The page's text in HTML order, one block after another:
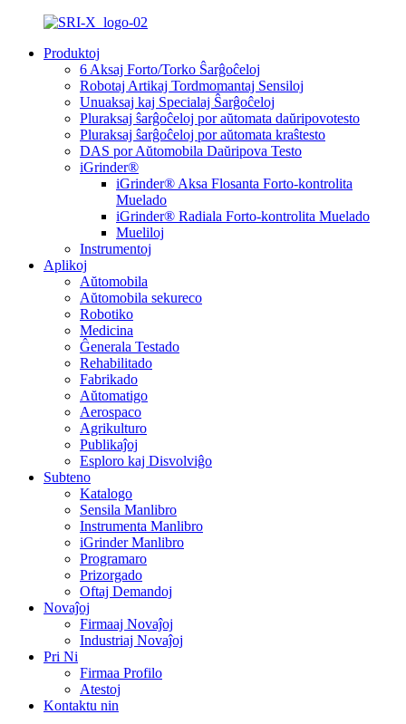
Produktoj
6 Aksaj Forto/Torko Ŝarĝoĉeloj
Robotaj Artikaj Tordmomantaj Sensiloj
Unuaksaj kaj Specialaj Ŝarĝoĉeloj
Pluraksaj ŝarĝoĉeloj por aŭtomata daŭripovotesto
Pluraksaj ŝarĝoĉeloj por aŭtomata kraŝtesto
DAS por Aŭtomobila Daŭripova Testo
iGrinder®
iGrinder® Aksa Flosanta Forto-kontrolita
Muelado
iGrinder® Radiala Forto-kontrolita Muelado
Mueliloj
Instrumentoj
Aplikoj
Aŭtomobila
Aŭtomobila sekureco
Robotiko
Medicina
Ĝenerala Testado
Rehabilitado
Fabrikado
Aŭtomatigo
Aerospaco
Agrikulturo
Publikaĵoj
Esploro kaj Disvolviĝo
Subteno
Katalogo
Sensila Manlibro
Instrumenta Manlibro
iGrinder Manlibro
Programaro
Prizorgado
Oftaj Demandoj
Novaĵoj
Firmaaj Novaĵoj
Industriaj Novaĵoj
Pri Ni
Firmaa Profilo
Atestoj
Kontaktu nin